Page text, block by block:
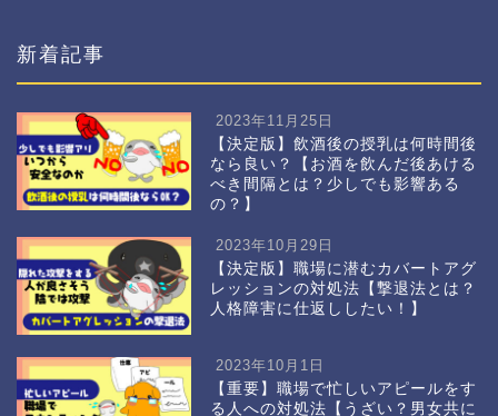
新着記事
2023年11月25日
【決定版】飲酒後の授乳は何時間後
なら良い？【お酒を飲んだ後あける
べき間隔とは？少しでも影響ある
の？】
2023年10月29日
【決定版】職場に潜むカバートアグ
レッションの対処法【撃退法とは？
人格障害に仕返ししたい！】
2023年10月1日
【重要】職場で忙しいアピールをす
る人への対処法【うざい？男女共に